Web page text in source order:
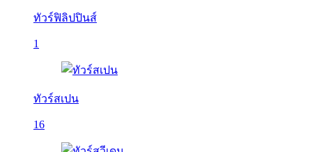
ทัวร์ฟิลิปปินส์
1
ทัวร์สเปน
16